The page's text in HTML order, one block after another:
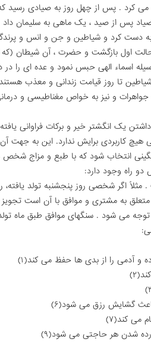
مى کرد . پس از چهل روز به صیادى
پس از صید ، یک ماهى به سلیمان داد
به دست کرد و شیاطین و جن و انس و
اول بازگشت و حضرت ، آن شیطان (که
اسماء الهى حبس نمود و عده اى را
تا روز قیامت زندانى و معذب
و جواهرات و نیز به خواص مغناطیسى و
یک انگشتر خیر و برکات فراوانى
هیچ کاربردى برایش ندارد. این به جهت
انتخاب شود که با طبع و مزاج شخص
راه وجود دارد:
مثلاً اگر شخصى روز پنجشنبه تولد
متعلق به مشترى و موافق با آن است
توجه مى شود . سنگهاى موافق طبق ماه
و آدمى را از بدى ها حفظ مى کند(۱)
مى کند(۷)